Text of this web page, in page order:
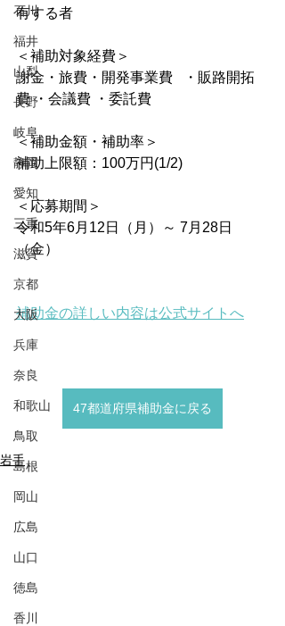
石川
福井
山梨
長野
岐阜
静岡
愛知
三重
滋賀
京都
大阪
兵庫
奈良
和歌山
鳥取
島根
岡山
広島
山口
徳島
香川
有する者
＜補助対象経費＞
謝金・旅費・開発事業費   ・販路開拓
費 ・会議費 ・委託費
＜補助金額・補助率＞
補助上限額：100万円(1/2)
＜応募期間＞
令和5年6月12日（月）～ 7月28日
（金）
補助金の詳しい内容は公式サイトへ
47都道府県補助金に戻る
岩手